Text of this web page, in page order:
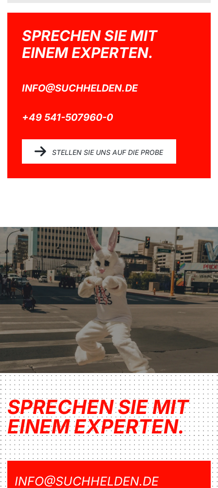
SPRECHEN SIE MIT
EINEM EXPERTEN.
INFO@SUCHHELDEN.DE
+49 541-507960-0
STELLEN SIE UNS AUF DIE PROBE
SPRECHEN SIE MIT
EINEM EXPERTEN.
INFO@SUCHHELDEN.DE